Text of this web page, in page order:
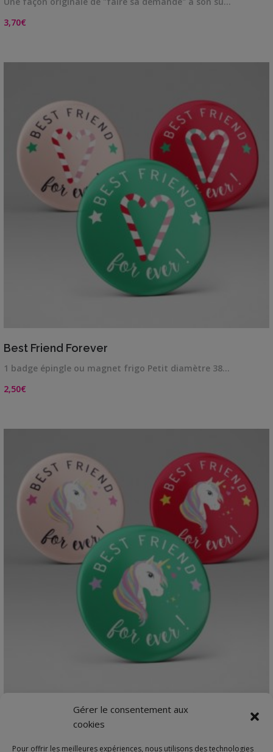
Gérer le consentement aux
cookies
Pour offrir les meilleures expériences, nous utilisons des technologies
3,70€
Best Friend Forever
1 badge épingle ou magnet frigo Petit diamètre 38…
2,50€
Best friend forever !